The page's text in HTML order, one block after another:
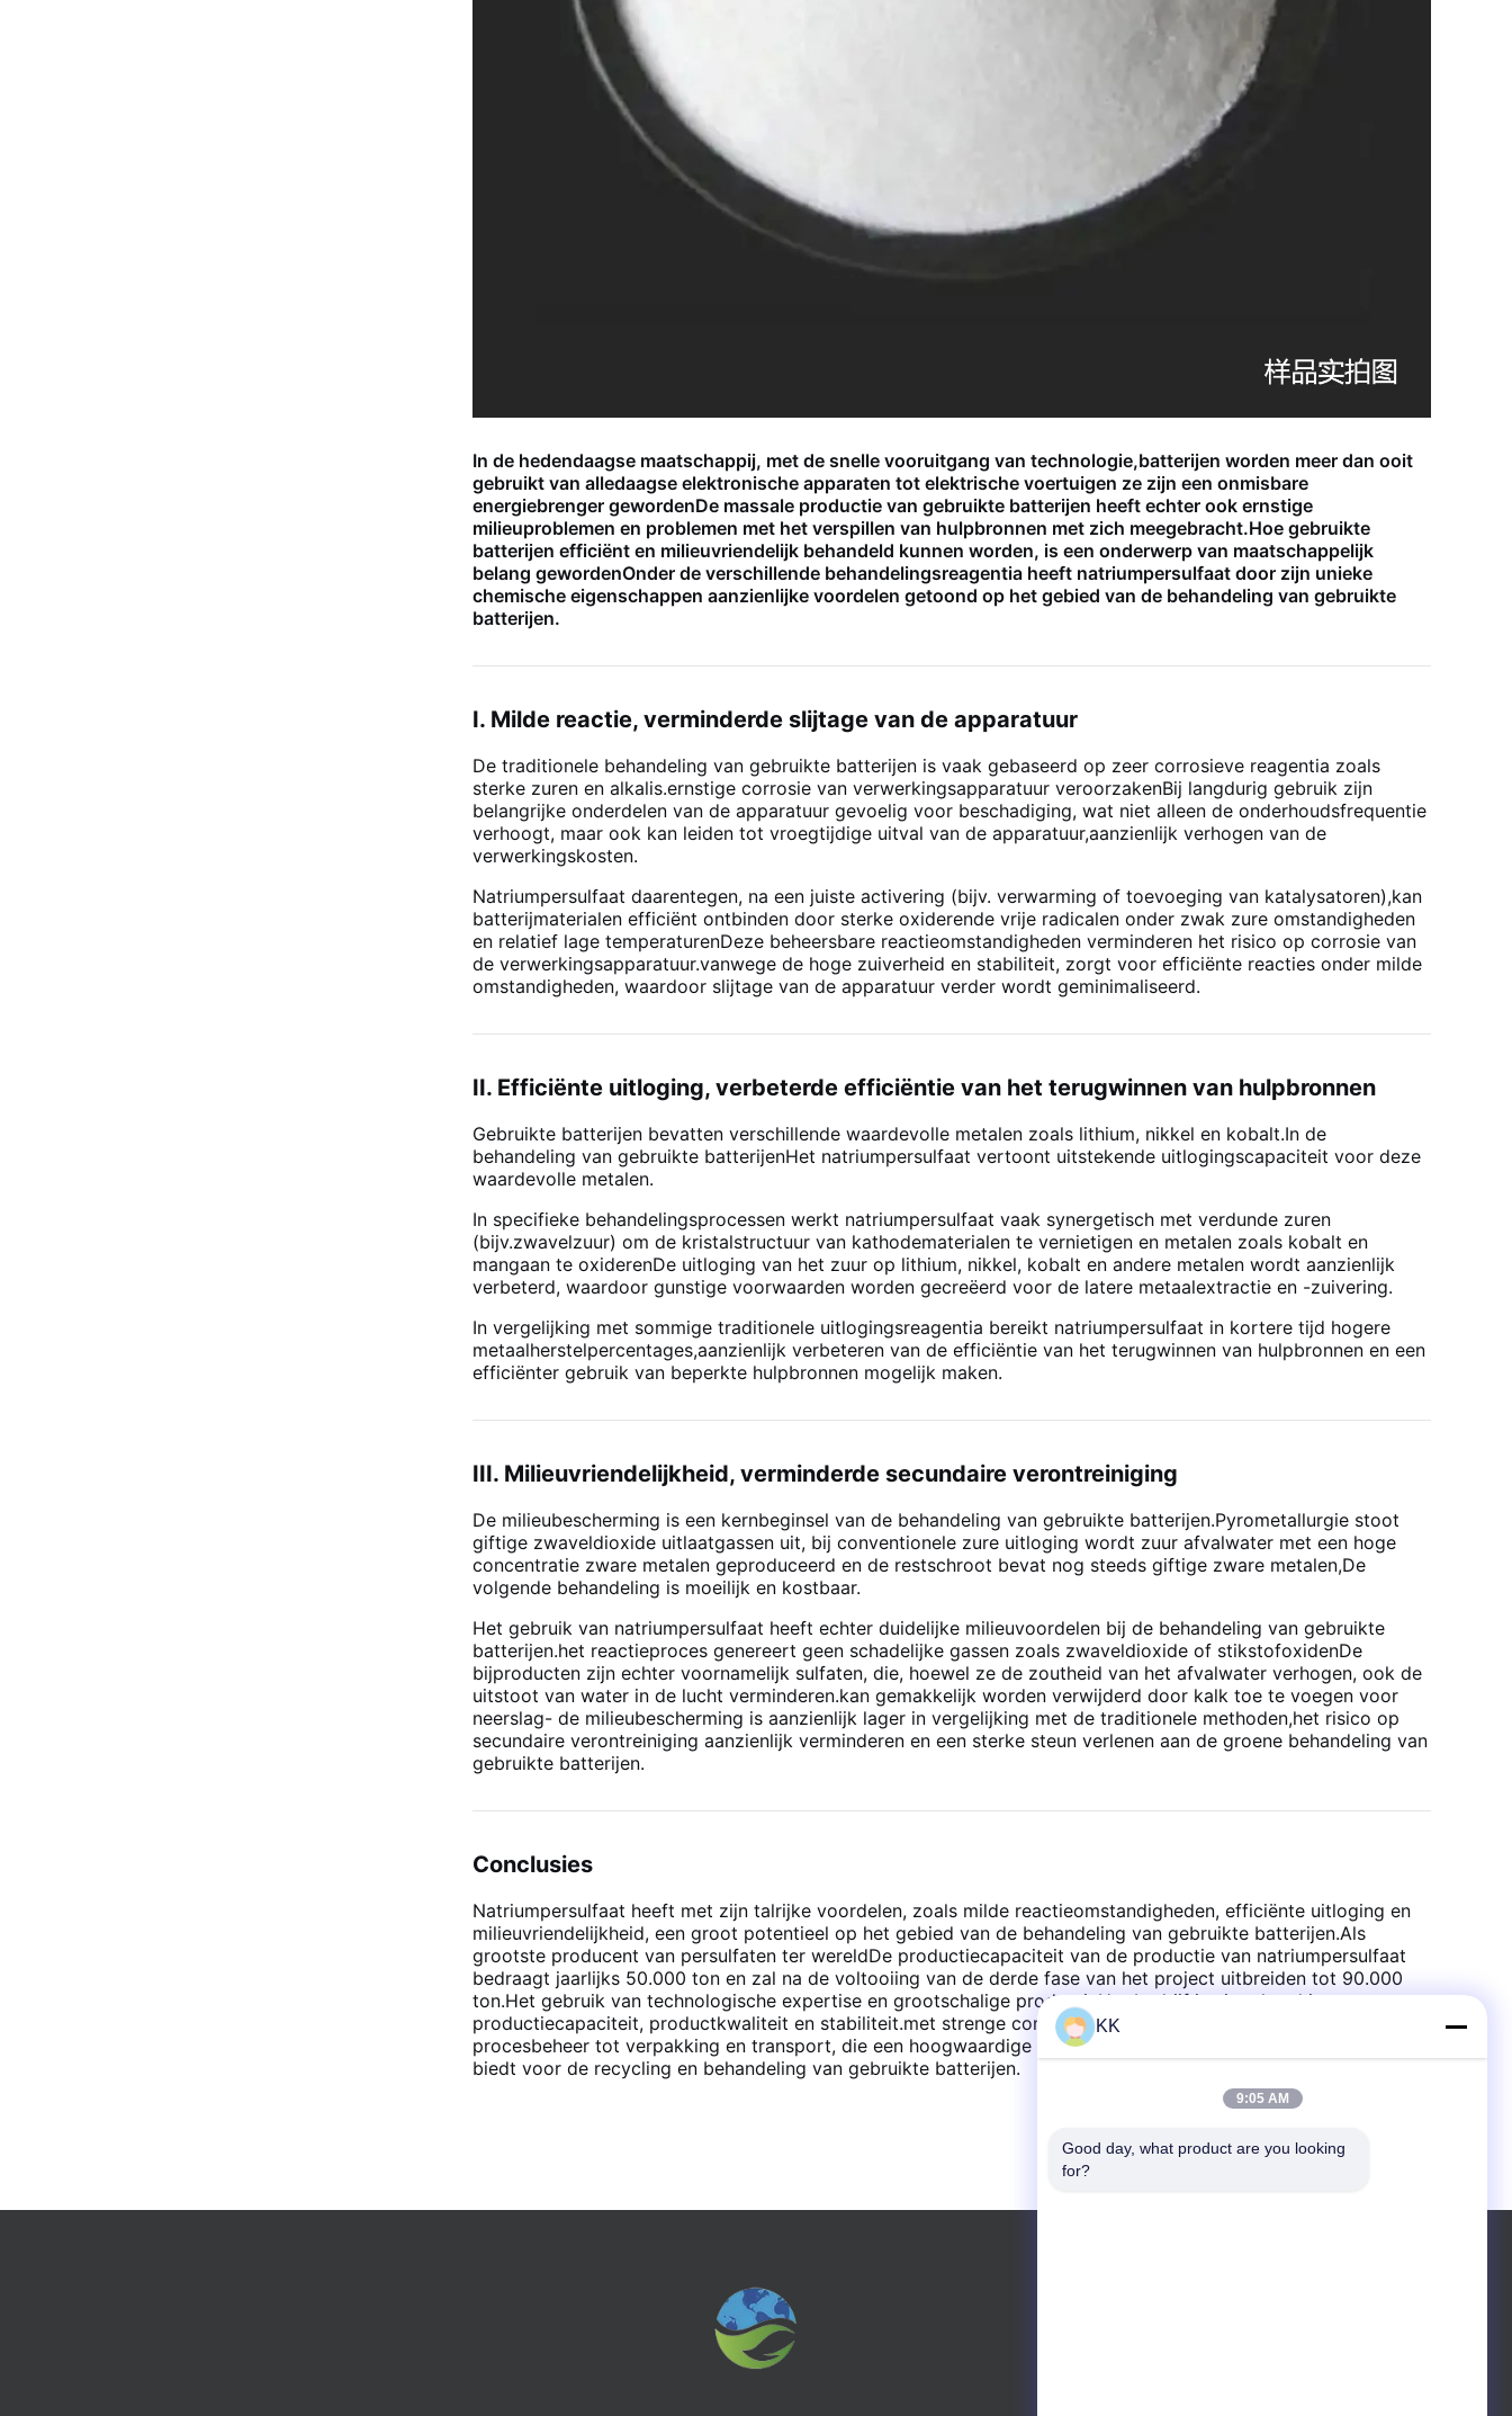
In de hedendaagse maatschappij, met de snelle vooruitgang van technologie,batterijen worden meer dan ooit
gebruikt van alledaagse elektronische apparaten tot elektrische voertuigen ze zijn een onmisbare
energiebrenger gewordenDe massale productie van gebruikte batterijen heeft echter ook ernstige
milieuproblemen en problemen met het verspillen van hulpbronnen met zich meegebracht.Hoe gebruikte
batterijen efficiënt en milieuvriendelijk behandeld kunnen worden, is een onderwerp van maatschappelijk
belang gewordenOnder de verschillende behandelingsreagentia heeft natriumpersulfaat door zijn unieke
chemische eigenschappen aanzienlijke voordelen getoond op het gebied van de behandeling van gebruikte
batterijen.
I. Milde reactie, verminderde slijtage van de apparatuur
De traditionele behandeling van gebruikte batterijen is vaak gebaseerd op zeer corrosieve reagentia zoals
sterke zuren en alkalis.ernstige corrosie van verwerkingsapparatuur veroorzakenBij langdurig gebruik zijn
belangrijke onderdelen van de apparatuur gevoelig voor beschadiging, wat niet alleen de onderhoudsfrequentie
verhoogt, maar ook kan leiden tot vroegtijdige uitval van de apparatuur,aanzienlijk verhogen van de
verwerkingskosten.
Natriumpersulfaat daarentegen, na een juiste activering (bijv. verwarming of toevoeging van katalysatoren),kan
batterijmaterialen efficiënt ontbinden door sterke oxiderende vrije radicalen onder zwak zure omstandigheden
en relatief lage temperaturenDeze beheersbare reactieomstandigheden verminderen het risico op corrosie van
de verwerkingsapparatuur.vanwege de hoge zuiverheid en stabiliteit, zorgt voor efficiënte reacties onder milde
omstandigheden, waardoor slijtage van de apparatuur verder wordt geminimaliseerd.
II. Efficiënte uitloging, verbeterde efficiëntie van het terugwinnen van hulpbronnen
Gebruikte batterijen bevatten verschillende waardevolle metalen zoals lithium, nikkel en kobalt.In de
behandeling van gebruikte batterijenHet natriumpersulfaat vertoont uitstekende uitlogingscapaciteit voor deze
waardevolle metalen.
In specifieke behandelingsprocessen werkt natriumpersulfaat vaak synergetisch met verdunde zuren
(bijv.zwavelzuur) om de kristalstructuur van kathodematerialen te vernietigen en metalen zoals kobalt en
mangaan te oxiderenDe uitloging van het zuur op lithium, nikkel, kobalt en andere metalen wordt aanzienlijk
verbeterd, waardoor gunstige voorwaarden worden gecreëerd voor de latere metaalextractie en -zuivering.
In vergelijking met sommige traditionele uitlogingsreagentia bereikt natriumpersulfaat in kortere tijd hogere
metaalherstelpercentages,aanzienlijk verbeteren van de efficiëntie van het terugwinnen van hulpbronnen en een
efficiënter gebruik van beperkte hulpbronnen mogelijk maken.
III. Milieuvriendelijkheid, verminderde secundaire verontreiniging
De milieubescherming is een kernbeginsel van de behandeling van gebruikte batterijen.Pyrometallurgie stoot
giftige zwaveldioxide uitlaatgassen uit, bij conventionele zure uitloging wordt zuur afvalwater met een hoge
concentratie zware metalen geproduceerd en de restschroot bevat nog steeds giftige zware metalen,De
volgende behandeling is moeilijk en kostbaar.
Het gebruik van natriumpersulfaat heeft echter duidelijke milieuvoordelen bij de behandeling van gebruikte
batterijen.het reactieproces genereert geen schadelijke gassen zoals zwaveldioxide of stikstofoxidenDe
bijproducten zijn echter voornamelijk sulfaten, die, hoewel ze de zoutheid van het afvalwater verhogen, ook de
uitstoot van water in de lucht verminderen.kan gemakkelijk worden verwijderd door kalk toe te voegen voor
neerslag- de milieubescherming is aanzienlijk lager in vergelijking met de traditionele methoden,het risico op
secundaire verontreiniging aanzienlijk verminderen en een sterke steun verlenen aan de groene behandeling van
gebruikte batterijen.
Conclusies
Natriumpersulfaat heeft met zijn talrijke voordelen, zoals milde reactieomstandigheden, efficiënte uitloging en
milieuvriendelijkheid, een groot potentieel op het gebied van de behandeling van gebruikte batterijen.Als
grootste producent van persulfaten ter wereldDe productiecapaciteit van de productie van natriumpersulfaat
bedraagt jaarlijks 50.000 ton en zal na de voltooiing van de derde fase van het project uitbreiden tot 90.000
ton.Het gebruik van technologische expertise en grootschalige productieHet bedrijf is uitstekend in
productiecapaciteit, productkwaliteit en stabiliteit.met strenge controle van de selectie van grondstoffen en
procesbeheer tot verpakking en transport, die een hoogwaardige en zeer betrouwbare grondstofvoorziening
biedt voor de recycling en behandeling van gebruikte batterijen.
KK
9:05 AM
Good day, what product are you looking
for?